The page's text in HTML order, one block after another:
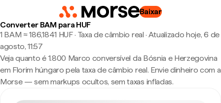
Baixar
Converter BAM para HUF
1 BAM ≈ 186,1841 HUF · Taxa de câmbio real · Atualizado hoje, 6 de
agosto, 11:57
Veja quanto é 1.800 Marco conversível da Bósnia e Herzegovina
em Florim húngaro pela taxa de câmbio real. Envie dinheiro com a
Morse — sem markups ocultos, sem taxas infladas.